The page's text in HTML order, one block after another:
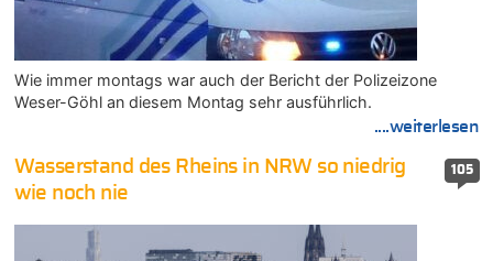
Wie immer montags war auch der Bericht der Polizeizone
Weser-Göhl an diesem Montag sehr ausführlich.
....weiterlesen
105
Wasserstand des Rheins in NRW so niedrig
wie noch nie